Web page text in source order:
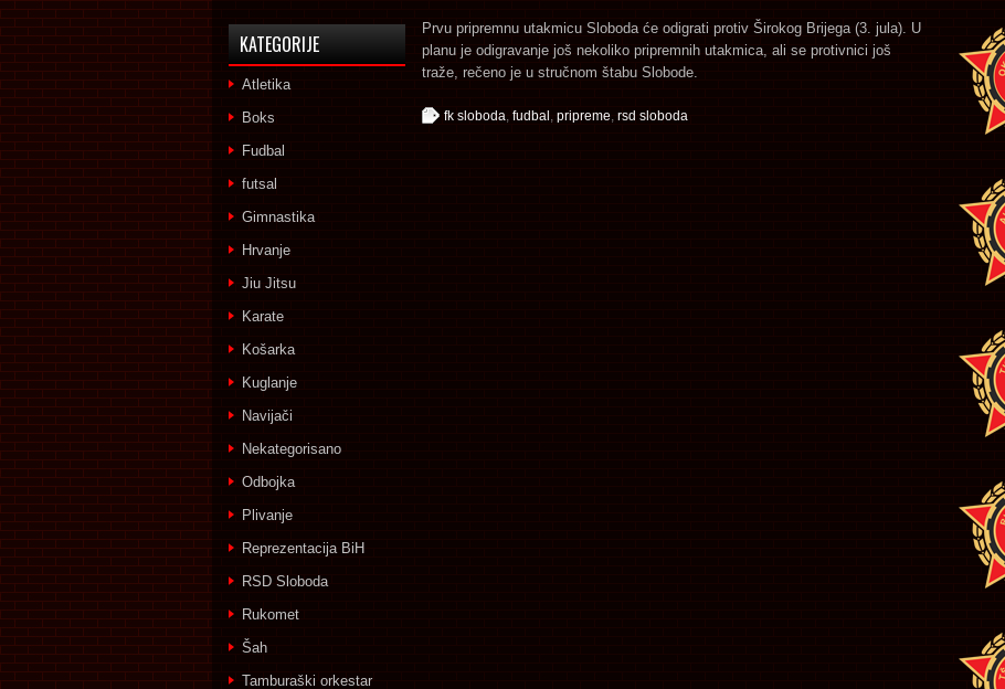
Prvu pripremnu utakmicu Sloboda će odigrati protiv Širokog Brijega (3. jula). U
planu je odigravanje još nekoliko pripremnih utakmica, ali se protivnici još
traže, rečeno je u stručnom štabu Slobode.
fk sloboda, fudbal , pripreme, rsd sloboda
KATEGORIJE
Atletika
Boks
Fudbal
futsal
Gimnastika
Hrvanje
Jiu Jitsu
Karate
Košarka
Kuglanje
Navijači
Nekategorisano
Odbojka
Plivanje
Reprezentacija BiH
RSD Sloboda
Rukomet
Šah
Tamburaški orkestar